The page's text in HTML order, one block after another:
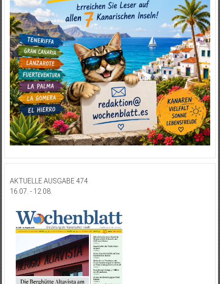
AKTUELLE AUSGABE 474
16.07. - 12.08.